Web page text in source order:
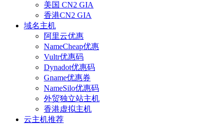
美国 CN2 GIA
香港CN2 GIA
域名主机
阿里云优惠
NameCheap优惠
Vultr优惠码
Dynadot优惠码
Gname优惠券
NameSilo优惠码
外贸独立站主机
香港虚拟主机
云主机推荐